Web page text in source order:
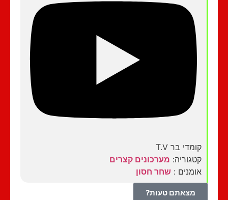
קומדי בר T.V
קטגוריה:מערכונים קצרים
אומנים :שחר חסון
מצאתם טעות?